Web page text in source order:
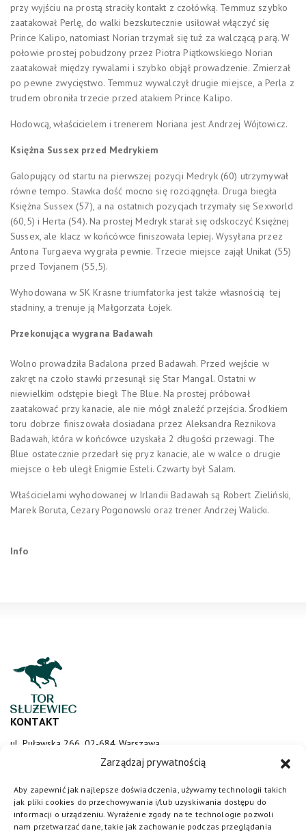
Zarządzaj prywatnością
Aby zapewnić jak najlepsze doświadczenia, używamy technologii takich
jak pliki cookies do przechowywania i/lub uzyskiwania dostępu do
informacji o urządzeniu. Wyrażenie zgody na te technologie pozwoli
nam przetwarzać dane, takie jak zachowanie podczas przeglądania
przy wyjściu na prostą straciły kontakt z czołówką. Temmuz szybko
zaatakował Perlę, do walki bezskutecznie usiłował włączyć się
Prince Kalipo, natomiast Norian trzymał się tuż za walczącą parą. W
połowie prostej pobudzony przez Piotra Piątkowskiego Norian
zaatakował między rywalami i szybko objął prowadzenie. Zmierzał
po pewne zwycięstwo. Temmuz wywalczył drugie miejsce, a Perla z
trudem obroniła trzecie przed atakiem Prince Kalipo.
Hodowcą, właścicielem i trenerem Noriana jest Andrzej Wójtowicz.
Księżna Sussex przed Medrykiem
Galopujący od startu na pierwszej pozycji Medryk (60) utrzymywał
równe tempo. Stawka dość mocno się rozciągnęła. Druga biegła
Księżna Sussex (57), a na ostatnich pozycjach trzymały się Sexworld
(60,5) i Herta (54). Na prostej Medryk starał się odskoczyć Księżnej
Sussex, ale klacz w końcówce finiszowała lepiej. Wysyłana przez
Antona Turgaeva wygrała pewnie. Trzecie miejsce zajął Unikat (55)
przed Tovjanem (55,5).
Wyhodowana w SK Krasne triumfatorka jest także własnością tej
stadniny, a trenuje ją Małgorzata Łojek.
Przekonująca wygrana Badawah
Wolno prowadziła Badalona przed Badawah. Przed wejście w
zakręt na czoło stawki przesunął się Star Mangal. Ostatni w
niewielkim odstępie biegł The Blue. Na prostej próbował
zaatakować przy kanacie, ale nie mógł znaleźć przejścia. Środkiem
toru dobrze finiszowała dosiadana przez Aleksandra Reznikova
Badawah, która w końcówce uzyskała 2 długości przewagi. The
Blue ostatecznie przedarł się pryz kanacie, ale w walce o drugie
miejsce o łeb uległ Enigmie Esteli. Czwarty był Salam.
Właścicielami wyhodowanej w Irlandii Badawah są Robert Zieliński,
Marek Boruta, Cezary Pogonowski oraz trener Andrzej Walicki.
Info
KONTAKT
ul. Puławska 266, 02-684 Warszawa
sluzewiec@totalizator.pl
KONTAKT DLA MEDIÓW
media@torsluzewiec.pl